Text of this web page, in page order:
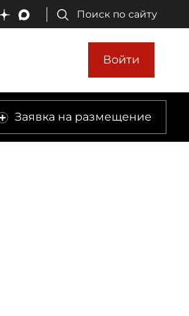
Поиск по сайту
Войти
Заявка на размещение